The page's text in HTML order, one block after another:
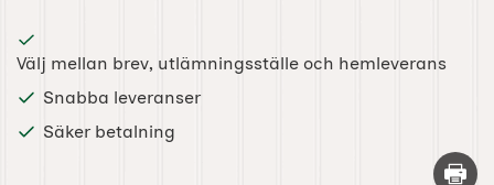
Välj mellan brev, utlämningsställe och hemleverans
Snabba leveranser
Säker betalning
Skriv